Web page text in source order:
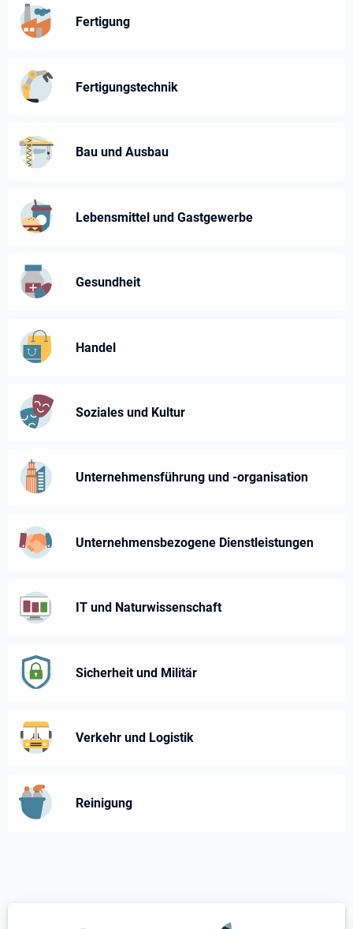
Fertigung
Fertigungstechnik
Bau und Ausbau
Lebensmittel und Gastgewerbe
Gesundheit
Handel
Soziales und Kultur
Unternehmensführung und -⁠organisation
Unternehmens­bezogene Dienst­leistungen
IT und Naturwissenschaft
Sicherheit und Militär
Verkehr und Logistik
Reinigung